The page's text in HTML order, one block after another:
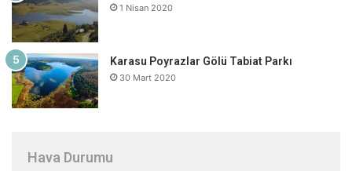
1 Nisan 2020
Karasu Poyrazlar Gölü Tabiat Parkı
30 Mart 2020
Hava Durumu